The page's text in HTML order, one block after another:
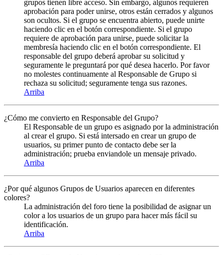
grupos tienen libre acceso. Sin embargo, algunos requieren
aprobación para poder unirse, otros están cerrados y algunos
son ocultos. Si el grupo se encuentra abierto, puede unirte
haciendo clic en el botón correspondiente. Si el grupo
requiere de aprobación para unirse, puede solicitar la
membresía haciendo clic en el botón correspondiente. El
responsable del grupo deberá aprobar su solicitud y
seguramente le preguntará por qué desea hacerlo. Por favor
no molestes continuamente al Responsable de Grupo si
rechaza su solicitud; seguramente tenga sus razones.
Arriba
¿Cómo me convierto en Responsable del Grupo?
El Responsable de un grupo es asignado por la administración
al crear el grupo. Si está intersado en crear un grupo de
usuarios, su primer punto de contacto debe ser la
administración; prueba enviandole un mensaje privado.
Arriba
¿Por qué algunos Grupos de Usuarios aparecen en diferentes
colores?
La administración del foro tiene la posibilidad de asignar un
color a los usuarios de un grupo para hacer más fácil su
identificación.
Arriba